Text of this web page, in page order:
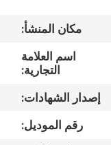
معلومات
جولة
مكان المنشأ:
اسم العلامة
التجارية:
إصدار الشهادات:
رقم الموديل: